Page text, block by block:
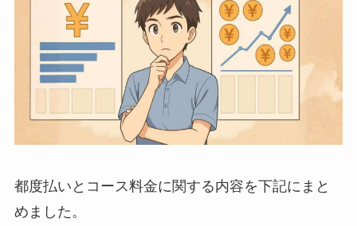
都度払いとコース料金に関する内容を下記にまと
めました。